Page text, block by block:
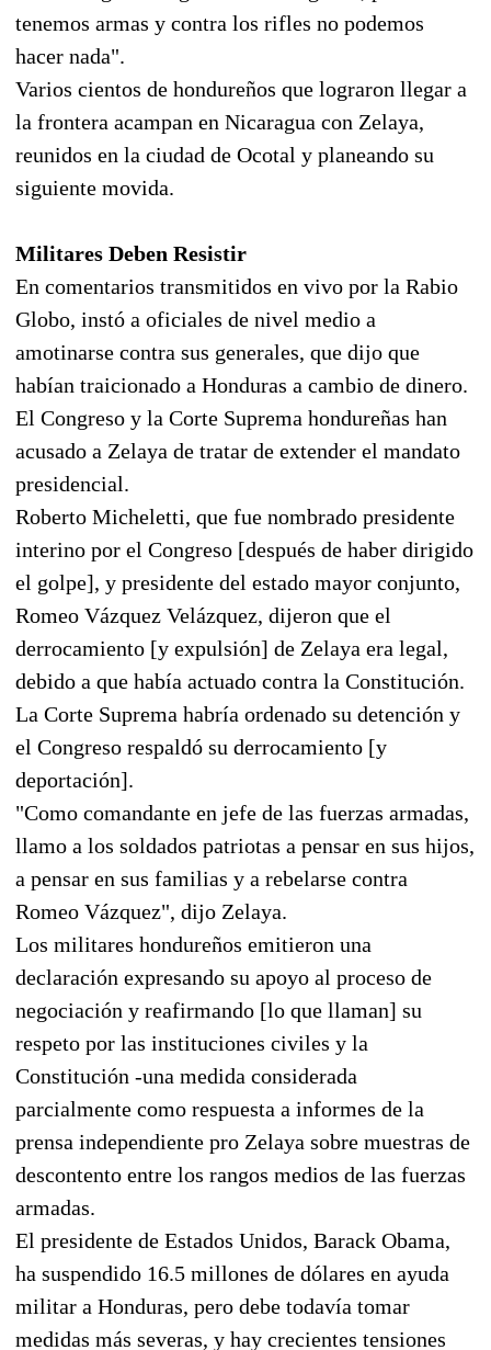
tenemos armas y contra los rifles no podemos
hacer nada".
Varios cientos de hondureños que lograron llegar a
la frontera acampan en Nicaragua con Zelaya,
reunidos en la ciudad de Ocotal y planeando su
siguiente movida.
Militares Deben Resistir
En comentarios transmitidos en vivo por la Rabio
Globo, instó a oficiales de nivel medio a
amotinarse contra sus generales, que dijo que
habían traicionado a Honduras a cambio de dinero.
El Congreso y la Corte Suprema hondureñas han
acusado a Zelaya de tratar de extender el mandato
presidencial.
Roberto Micheletti, que fue nombrado presidente
interino por el Congreso [después de haber dirigido
el golpe], y presidente del estado mayor conjunto,
Romeo Vázquez Velázquez, dijeron que el
derrocamiento [y expulsión] de Zelaya era legal,
debido a que había actuado contra la Constitución.
La Corte Suprema habría ordenado su detención y
el Congreso respaldó su derrocamiento [y
deportación].
"Como comandante en jefe de las fuerzas armadas,
llamo a los soldados patriotas a pensar en sus hijos,
a pensar en sus familias y a rebelarse contra
Romeo Vázquez", dijo Zelaya.
Los militares hondureños emitieron una
declaración expresando su apoyo al proceso de
negociación y reafirmando [lo que llaman] su
respeto por las instituciones civiles y la
Constitución -una medida considerada
parcialmente como respuesta a informes de la
prensa independiente pro Zelaya sobre muestras de
descontento entre los rangos medios de las fuerzas
armadas.
El presidente de Estados Unidos, Barack Obama,
ha suspendido 16.5 millones de dólares en ayuda
militar a Honduras, pero debe todavía tomar
medidas más severas, y hay crecientes tensiones